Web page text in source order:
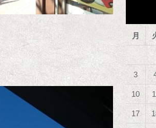
月
3
10
17